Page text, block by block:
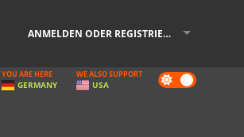
ANMELDEN ODER REGISTRIEREN
Dark
mode
YOU ARE HERE
GERMANY
WE ALSO SUPPORT
USA